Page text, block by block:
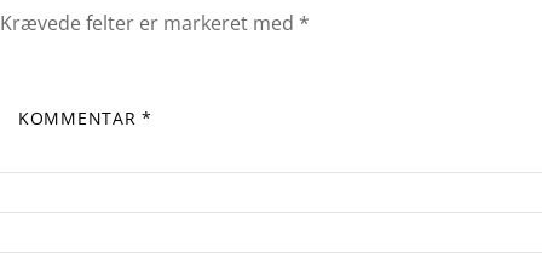
Krævede felter er markeret med *
KOMMENTAR *